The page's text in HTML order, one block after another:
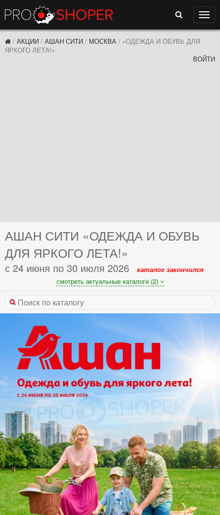
Поиск
/ АКЦИИ / АШАН СИТИ / МОСКВА / «ОДЕЖДА И ОБУВЬ ДЛЯ
ЯРКОГО ЛЕТА!»
ВОЙТИ
АШАН СИТИ «ОДЕЖДА И ОБУВЬ
ДЛЯ ЯРКОГО ЛЕТА!»
с 24 июня по 30 июля 2026
каталог закончился
смотреть актуальные каталоги (2)